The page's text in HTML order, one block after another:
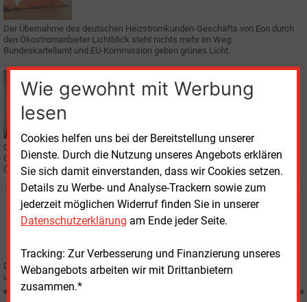
Wie gewohnt mit Werbung
lesen
Cookies helfen uns bei der Bereitstellung unserer
Dienste. Durch die Nutzung unseres Angebots erklären
Sie sich damit einverstanden, dass wir Cookies setzen.
Details zu Werbe- und Analyse-Trackern sowie zum
jederzeit möglichen Widerruf finden Sie in unserer
Datenschutzerklärung am Ende jeder Seite.
Tracking: Zur Verbesserung und Finanzierung unseres
Webangebots arbeiten wir mit Drittanbietern
zusammen.*
Der Übernahme des deutschen Heizstromkunden-Geschäfts von Eon durch
den Ökostromanbieter Lichtblick steht nichts mehr im Weg:
Bundeskartellamt und EU-Kommission geben grünes Licht.
E&M VERTRIEB
Das Innogy-Tochterunternehmen ist damit der bundesweit größte
Grünstromanbieter - seit Anfang 2018 werden alle Neukunden nur noch mit
Ökostrom beliefert.
E&M FUSION
EU gibt Innogy-Entscheidung am 23. August bekannt
Die EU-Wettbewerbskommission will nun Ende August bekannt geben, ob,
und wenn ja, wie sie den Eon-Innogy-Deal genehmigt.